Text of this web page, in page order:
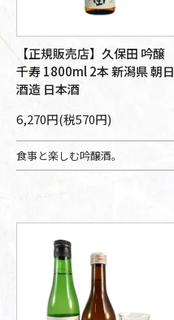
【正規販売店】久保田 吟醸
千寿 1800ml 2本 新潟県 朝日
酒造 日本酒
6,270円(税570円)
食事と楽しむ吟醸酒。